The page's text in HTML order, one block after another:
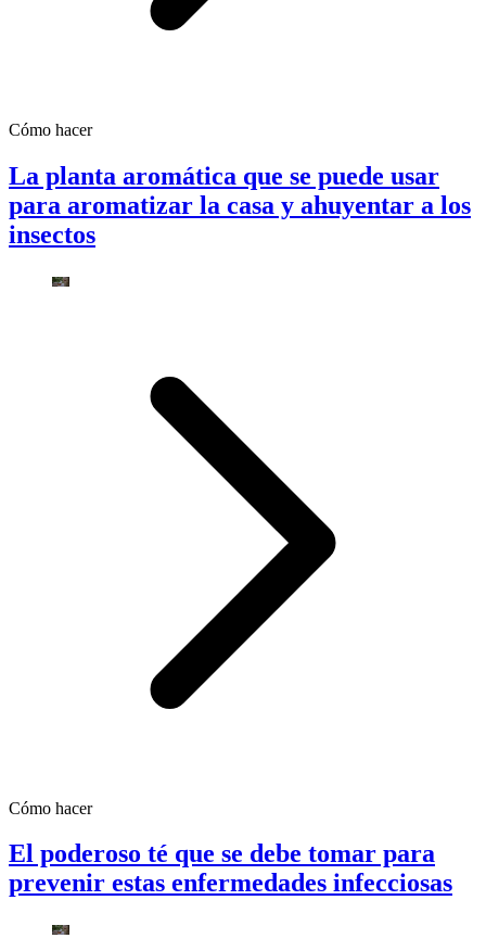
Cómo hacer
La planta aromática que se puede usar
para aromatizar la casa y ahuyentar a los
insectos
Cómo hacer
El poderoso té que se debe tomar para
prevenir estas enfermedades infecciosas